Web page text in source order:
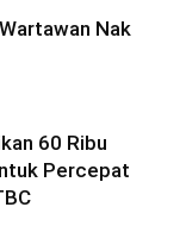
Nak
60 Ribu
Percepat